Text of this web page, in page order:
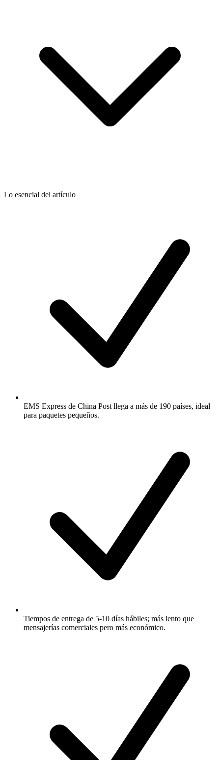
Lo esencial del artículo
EMS Express de China Post llega a más de 190 países, ideal
para paquetes pequeños.
Tiempos de entrega de 5-10 días hábiles; más lento que
mensajerías comerciales pero más económico.